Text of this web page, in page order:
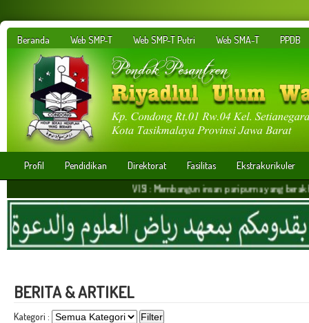
Beranda Web SMP-T Web SMP-T Putri Web SMA-T PPDB
Profil Pendidikan Direktorat Fasilitas
Ekstrakurikuler
VISI : Membangun insan paripurna yang berakhlakul
BERITA & ARTIKEL
Kategori :